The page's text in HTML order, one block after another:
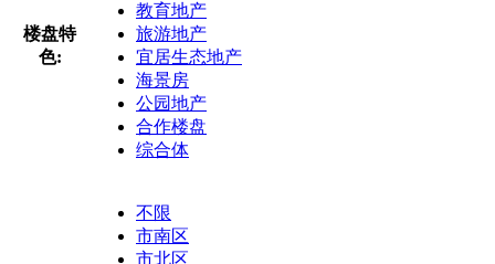
楼盘特
色:
教育地产
旅游地产
宜居生态地产
海景房
公园地产
合作楼盘
综合体
不限
市南区
市北区